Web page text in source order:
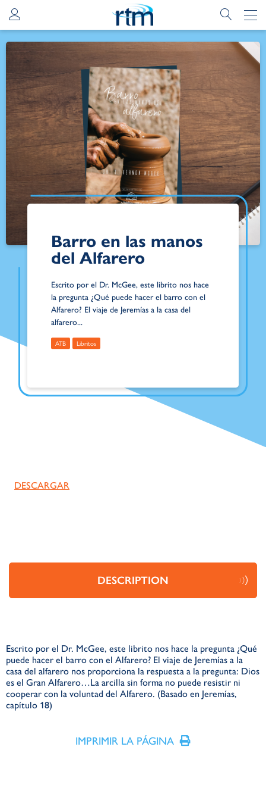
Barro en las manos
del Alfarero
Escrito por el Dr. McGee, este librito nos hace
la pregunta ¿Qué puede hacer el barro con el
Alfarero? El viaje de Jeremías a la casa del
alfarero...
ATB Libritos
DESCARGAR
DESCRIPTION
Escrito por el Dr. McGee, este librito nos hace la pregunta ¿Qué
puede hacer el barro con el Alfarero? El viaje de Jeremías a la
casa del alfarero nos proporciona la respuesta a la pregunta: Dios
es el Gran Alfarero…La arcilla sin forma no puede resistir ni
cooperar con la voluntad del Alfarero. (Basado en Jeremías,
capítulo 18)
IMPRIMIR LA PÁGINA